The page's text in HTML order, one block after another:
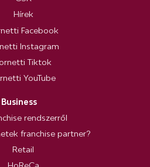
Hírek
Facebook
Instagram
Tiktok
YouTube
Business
rendszerről
franchise partner?
Retail